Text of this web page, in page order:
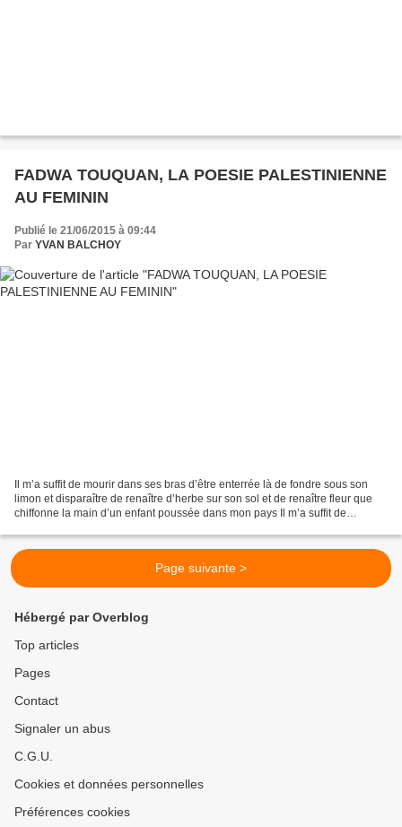
FADWA TOUQUAN, LA POESIE PALESTINIENNE
AU FEMININ
Publié le 21/06/2015 à 09:44
Par YVAN BALCHOY
Il m’a suffit de mourir dans ses bras d’être enterrée là de fondre sous son
limon et disparaître de renaître d’herbe sur son sol et de renaître fleur que
chiffonne la main d’un enfant poussée dans mon pays Il m’a suffit de
Page suivante >
Hébergé par Overblog
Top articles
Pages
Contact
Signaler un abus
C.G.U.
Cookies et données personnelles
Préférences cookies